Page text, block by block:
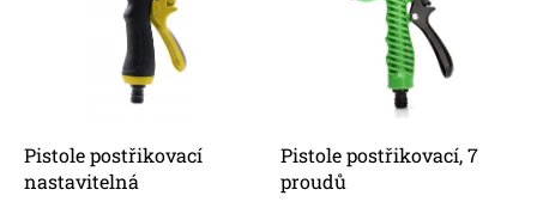
d
u
Pistole postřikovací
nastavitelná
Pistole postřikovací, 7
proudů